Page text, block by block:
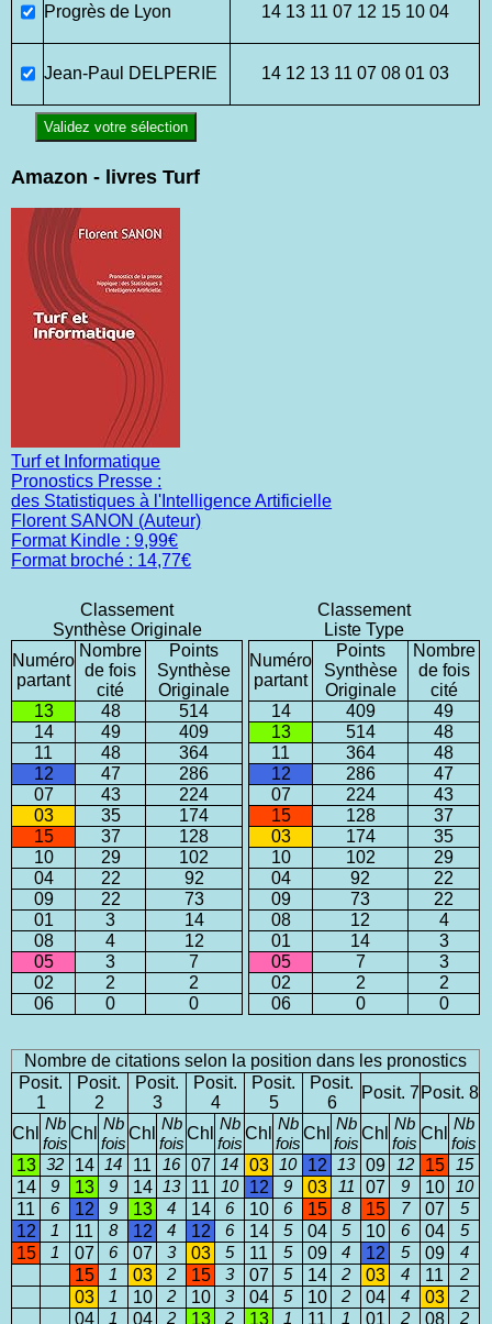
Progrès de Lyon 14 13 11 07 12 15 10 04
Jean-Paul DELPERIE 14 12 13 11 07 08 01 03
Validez votre sélection
Amazon - livres Turf
Turf et Informatique
Pronostics Presse :
des Statistiques à l'Intelligence Artificielle
Florent SANON (Auteur)
Format Kindle : 9,99€
Format broché : 14,77€
Classement
Synthèse Originale
Numéro
partant
Nombre
de fois
cité
Points
Synthèse
Originale
13
48
514
14
49
409
11
48
364
12
47
286
07
43
224
03
35
174
15
37
128
10
29
102
04
22
92
09
22
73
01
3
14
08
4
12
05
3
7
02
2
2
06
0 0
Classement
Liste Type
Numéro
partant
Points
Synthèse
Originale
Nombre
de fois
cité
14
409
49
13
514
48
11
364
48
12
286
47
07
224
43
15
128
37
03
174
35
10
102
29
04
92
22
09
73
22
08
12
4
01
14
3
05
7
3
02
2
2
06
0 0
Nombre de citations selon la position dans les pronostics
Posit.
1
Posit.
2
Posit.
3
Posit.
4
Posit.
5
Posit.
6
Posit. 7 Posit. 8
Chl Nb
fois
Chl Nb
fois
Chl Nb
fois
Chl Nb
fois
Chl Nb
fois
Chl Nb
fois
Chl Nb
fois
Chl Nb
fois
13 32 14 14 11 16 07 14 03 10 12 13 09 12 15 15
14 9 13 9 14 13 11 10 12 9 03 11 07 9 10 10
11 6 12 9 13 4 14 6 10 6 15 8 15 7 07 5
12 1 11 8 12 4 12 6 14 5 04 5 10 6 04 5
15 1 07 6 07 3 03 5 11 5 09 4 12 5 09 4
15 1 03 2 15 3 07 5 14 2 03 4 11 2
03 1 10 2 10 3 04 5 10 2 04 4 03 2
04 1 04 2 13 2 13 1 11 1 01 2 08 2